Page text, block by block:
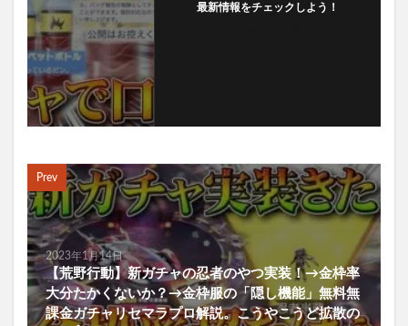
最新情報をチェックしよう！
Prev
2023年1月14日
【荒野行動】新ガチャの忍者のやつ実装！→金枠率
大分たかくないか？→金枠服の「隠し機能」無料無
課金ガチャリセマラプロ解説。こうやこうど拡散の